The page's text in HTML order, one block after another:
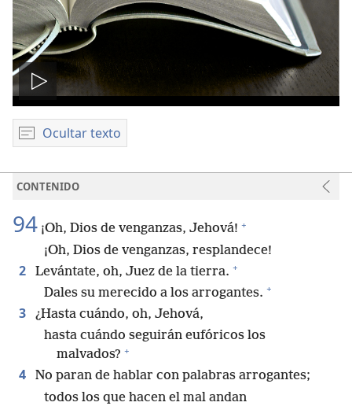
Reproducir
video
Ocultar texto
CONTENIDO
94 ¡Oh, Dios de venganzas, Jehová! +
¡Oh, Dios de venganzas, resplandece!
2 Levántate, oh, Juez de la tierra. +
Dales su merecido a los arrogantes. +
3
¿Hasta cuándo, oh, Jehová,
hasta cuándo seguirán eufóricos los
malvados? +
4
No paran de hablar con palabras arrogantes;
todos los que hacen el mal andan